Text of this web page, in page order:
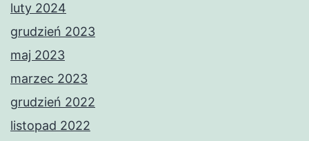
luty 2024
grudzień 2023
maj 2023
marzec 2023
grudzień 2022
listopad 2022